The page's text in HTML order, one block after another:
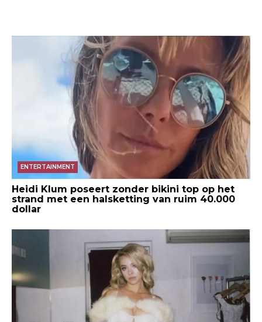
ENTERTAINMENT
Heidi Klum poseert zonder bikini top op het
strand met een halsketting van ruim 40.000
dollar